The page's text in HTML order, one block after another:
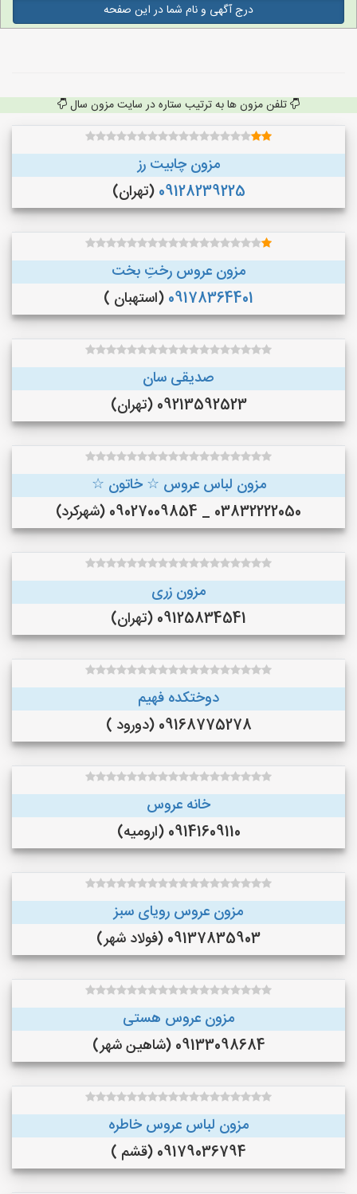
درج آگهی و نام شما در این صفحه
تلفن مزون ها به ترتیب ستاره در سایت مزون سال
مزون چابیت رز
09128239225 (تهران)
مزون عروس رختِ بخت
09178364401 (استهبان )
صدیقی سان
09213592523 (تهران)
مزون لباس عروس ☆ خاتون ☆
03832222050 _ 09027009854 (شهرکرد)
مزون زری
09125834541 (تهران)
دوختکده فهیم
09168775278 (دورود )
خانه عروس
09141609110 (ارومیه)
مزون عروس رویای سبز
09137835903 (فولاد شهر)
مزون عروس هستی
09133098684 (شاهین شهر)
مزون لباس عروس خاطره
09179036794 (قشم )